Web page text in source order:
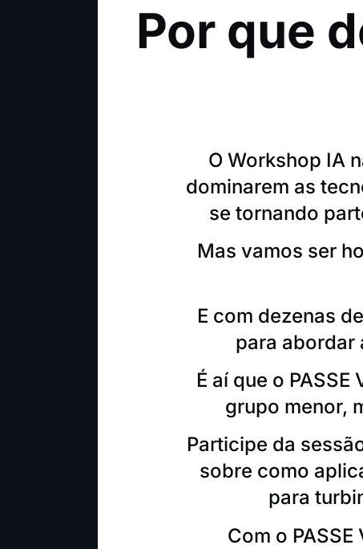
Por que
O Workshop IA
dominarem as
se tornando
Mas vamos ser
E com dezenas
para abordar
É aí que o
grupo menor,
Participe da
sobre como
para
Com o